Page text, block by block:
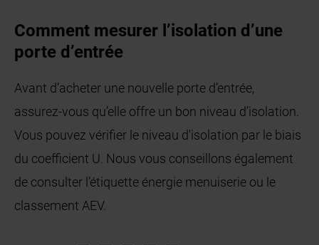
Comment mesurer l’isolation d’une
porte d’entrée
Avant d’acheter une nouvelle porte d’entrée,
assurez-vous qu’elle offre un bon niveau d’isolation.
Vous pouvez vérifier le niveau d'isolation par le biais
du coefficient U. Nous vous conseillons également
de consulter l’étiquette énergie menuiserie ou le
classement AEV.